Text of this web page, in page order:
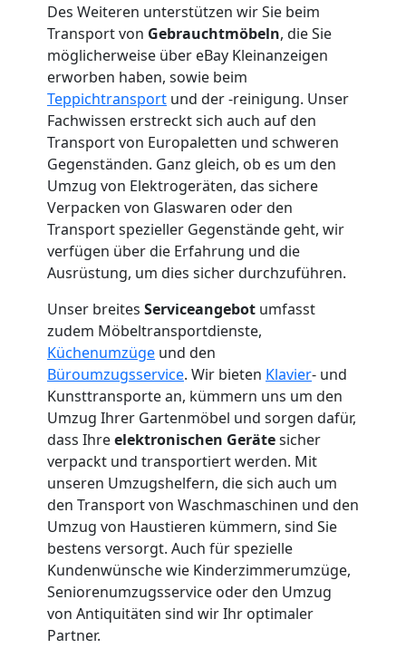
Des Weiteren unterstützen wir Sie beim
Transport von Gebrauchtmöbeln, die Sie
möglicherweise über eBay Kleinanzeigen
erworben haben, sowie beim
Teppichtransport und der -reinigung. Unser
Fachwissen erstreckt sich auch auf den
Transport von Europaletten und schweren
Gegenständen. Ganz gleich, ob es um den
Umzug von Elektrogeräten, das sichere
Verpacken von Glaswaren oder den
Transport spezieller Gegenstände geht, wir
verfügen über die Erfahrung und die
Ausrüstung, um dies sicher durchzuführen.
Unser breites Serviceangebot umfasst
zudem Möbeltransportdienste,
Küchenumzüge und den
Büroumzugsservice. Wir bieten Klavier- und
Kunsttransporte an, kümmern uns um den
Umzug Ihrer Gartenmöbel und sorgen dafür,
dass Ihreelektronischen Gerätesicher
verpackt und transportiert werden. Mit
unseren Umzugshelfern, die sich auch um
den Transport von Waschmaschinen und den
Umzug von Haustieren kümmern, sind Sie
bestens versorgt. Auch für spezielle
Kundenwünsche wie Kinderzimmerumzüge,
Seniorenumzugsservice oder den Umzug
von Antiquitäten sind wir Ihr optimaler
Partner.
Mann
LKW
Wolfsberg
Kunsttransport
Wolfsberg
Umzug
Wolfsberg
Mann
LKW